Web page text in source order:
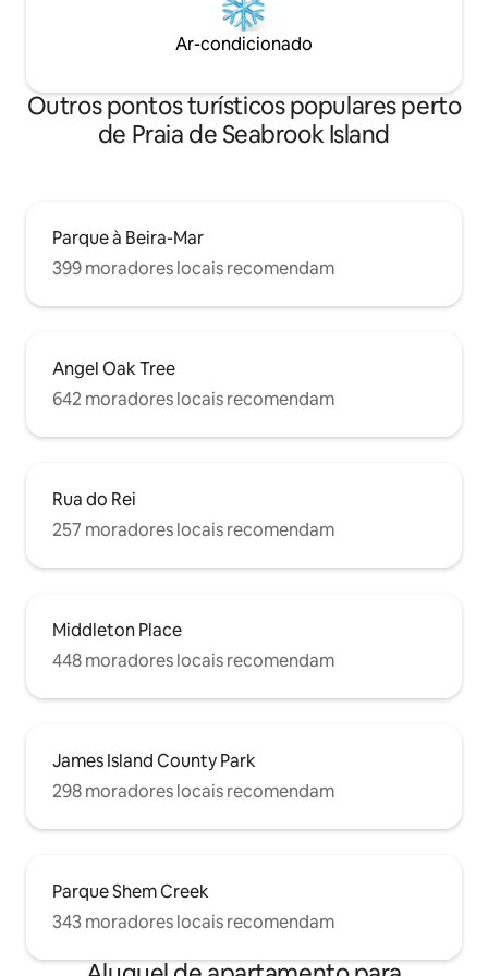
Ar-condicionado
Outros pontos turísticos populares perto
de Praia de Seabrook Island
Parque à Beira-Mar
399 moradores locais recomendam
Angel Oak Tree
642 moradores locais recomendam
Rua do Rei
257 moradores locais recomendam
Middleton Place
448 moradores locais recomendam
James Island County Park
298 moradores locais recomendam
Parque Shem Creek
343 moradores locais recomendam